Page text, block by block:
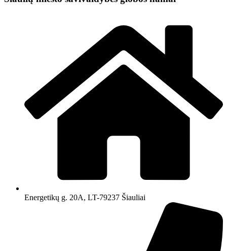
Energetikų g. 20A, LT-79237 Šiauliai